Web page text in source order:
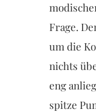
Frage.
um die
nichts
eng
spitze